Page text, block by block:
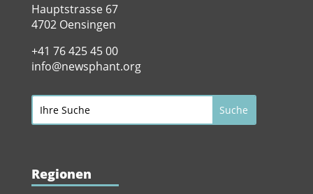
Hauptstrasse 67
4702 Oensingen
+41 76 425 45 00
info@newsphant.org
Regionen